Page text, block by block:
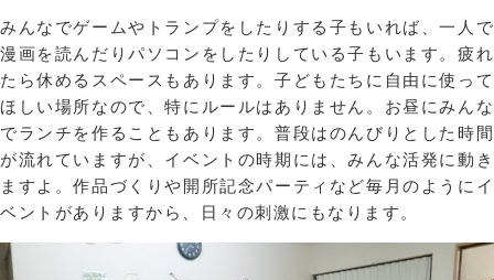
みんなでゲームやトランプをしたりする子もいれば、一人で
漫画を読んだりパソコンをしたりしている子もいます。疲れ
たら休めるスペースもあります。子どもたちに自由に使って
ほしい場所なので、特にルールはありません。お昼にみんな
でランチを作ることもあります。普段はのんびりとした時間
が流れていますが、イベントの時期には、みんな活発に動き
ますよ。作品づくりや開所記念パーティなど毎月のようにイ
ベントがありますから、日々の刺激にもなります。